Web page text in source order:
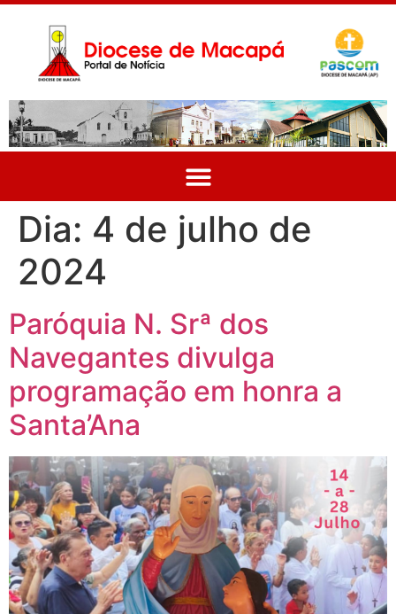
Dia: 4 de julho de
2024
Paróquia N. Srª dos
Navegantes divulga
programação em honra a
Santa’Ana